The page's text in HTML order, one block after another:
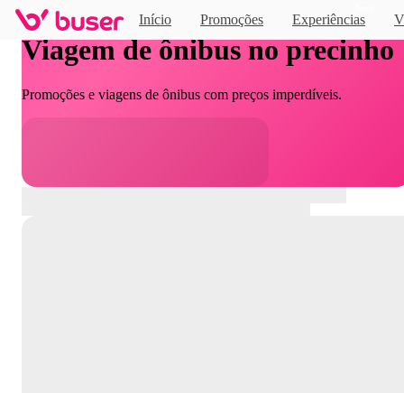
Início Promoções Experiências
Viagem de ônibus no precinho
Promoções e viagens de ônibus com preços imperdíveis.